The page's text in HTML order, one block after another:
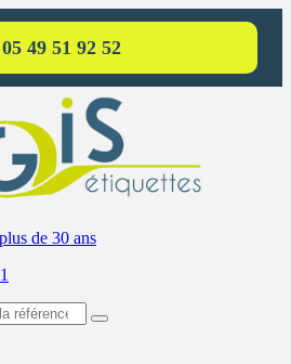
05 49 51 92 52
de 30 ans